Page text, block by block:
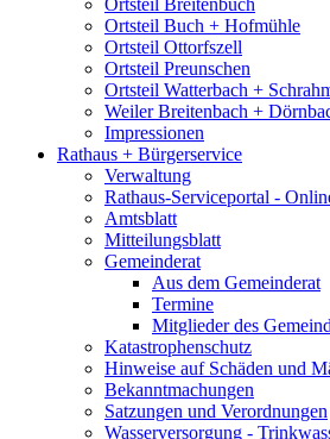
Ortsteil Breitenbuch
Ortsteil Buch + Hofmühle
Ortsteil Ottorfszell
Ortsteil Preunschen
Ortsteil Watterbach +
Weiler Breitenbach +
Impressionen
Rathaus + Bürgerservice
Verwaltung
Rathaus-Serviceportal -
Amtsblatt
Mitteilungsblatt
Gemeinderat
Aus dem Gemeinderat
Termine
Mitglieder des
Katastrophenschutz
Hinweise auf Schäden und
Bekanntmachungen
Satzungen und Verordnungen
Wasserversorgung -